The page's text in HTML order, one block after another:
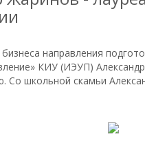
направления
КИУ (ИЭУП)
Со школьной скамьи